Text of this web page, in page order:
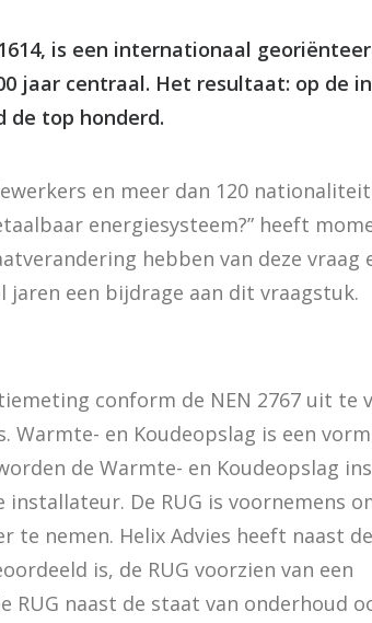
is een internationaal
jaar centraal. Het resultaat: op de
de top honderd.
en meer dan 120
energiesysteem?” heeft
hebben van deze vraag
een bijdrage aan dit vraagstuk.
conform de NEN 2767 uit te
Warmte- en Koudeopslag is een
de Warmte- en Koudeopslag
De RUG is voornemens
te nemen. Helix Advies heeft naast de
is, de RUG voorzien van een
RUG naast de staat van onderhoud